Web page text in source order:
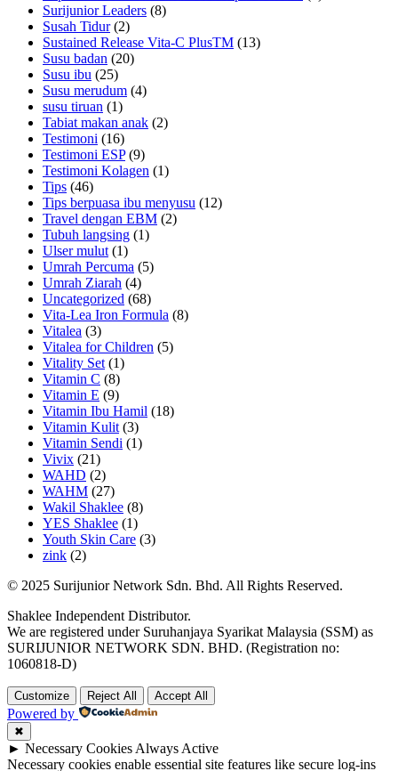
Surijunior Leaders (8)
Susah Tidur(2)
Sustained Release Vita-C PlusTM (13)
Susu badan (20)
Susu ibu (25)
Susu merudum (4)
susu tiruan (1)
Tabiat makan anak (2)
Testimoni (16)
Testimoni ESP(9)
Testimoni Kolagen (1)
Tips (46)
Tips berpuasa ibu menyusu (12)
Travel dengan EBM (2)
Tubuh langsing (1)
Ulser mulut (1)
Umrah Percuma (5)
Umrah Ziarah (4)
Uncategorized (68)
Vita-Lea Iron Formula (8)
Vitalea (3)
Vitalea for Children (5)
Vitality Set (1)
Vitamin C (8)
Vitamin E (9)
Vitamin Ibu Hamil (18)
Vitamin Kulit (3)
Vitamin Sendi (1)
Vivix (21)
WAHD (2)
WAHM (27)
Wakil Shaklee (8)
YES Shaklee (1)
Youth Skin Care (3)
zink (2)
© 2025 Surijunior Network Sdn. Bhd. All Rights Reserved.
Shaklee Independent Distributor.
We are registered under Suruhanjaya Syarikat Malaysia (SSM) as
SURIJUNIOR NETWORK SDN. BHD. (Registration no:
1060818-D)
Customize Reject All Accept All
Powered by
✖
► Necessary Cookies Always Active
Necessary cookies enable essential site features like secure log-ins